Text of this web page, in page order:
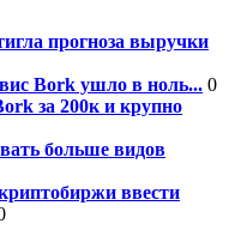
прогноза выручки
Bork ушло в ноль... 0
за 200к и крупно
больше видов
ввести